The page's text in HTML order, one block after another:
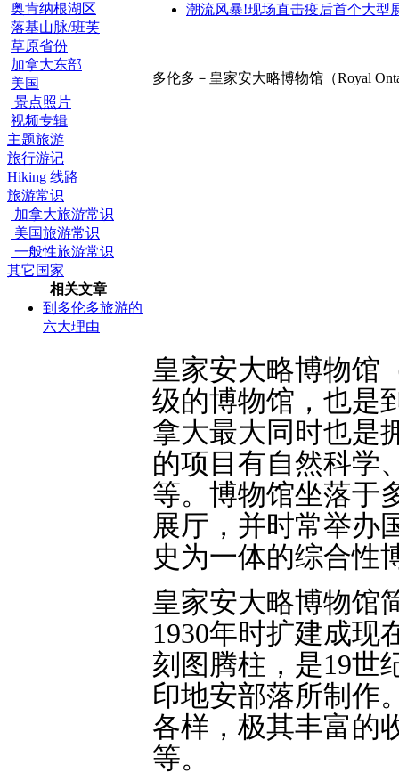
奥肯纳根湖区
落基山脉/班芙
草原省份
加拿大东部
美国
景点照片
视频专辑
主题旅游
旅行游记
Hiking 线路
旅游常识
加拿大旅游常识
美国旅游常识
一般性旅游常识
其它国家
相关文章
到多伦多旅游的
六大理由
潮流风暴!现场直击疫后首个大型
多伦多－皇家安大略博物馆（Royal
皇家安大略博物馆
级的博物馆，也是
拿大最大同时也是
的项目有自然科学
等。博物馆坐落于
展厅，并时常举办
史为一体的综合性
皇家安大略博物馆
1930年时扩建成现
刻图腾柱，是19世
印地安部落所制作
各样，极其丰富的
等。